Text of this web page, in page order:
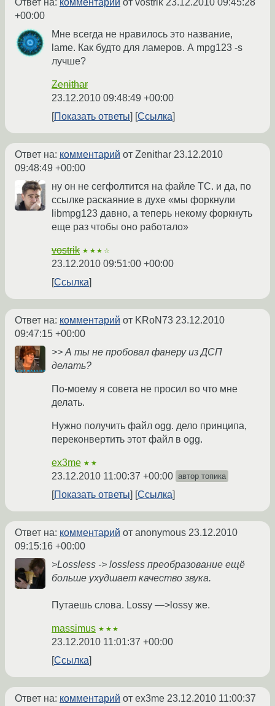
Ответ на: комментарий от vostrik 23.12.2010 09:45:28
+00:00
Мне всегда не нравилось это название,
lame. Как будто для ламеров. А mpg123 -s
лучше?
Zenithar
23.12.2010 09:48:49 +00:00
Показать ответы
Ссылка
Ответ на: комментарий от Zenithar 23.12.2010
09:48:49 +00:00
ну он не сегфолтится на файле ТС. и да, по
ссылке раскаяние в духе «мы форкнули
libmpg123 давно, а теперь некому форкнуть
еще раз чтобы оно работало»
vostrik ★★★☆
23.12.2010 09:51:00 +00:00
Ссылка
Ответ на: комментарий от KRoN73 23.12.2010
09:47:15 +00:00
>> А ты не пробовал фанеру из ДСП
делать?
По-моему я совета не просил во что мне
делать.
Нужно получить файл ogg. дело принципа,
переконвертить этот файл в ogg.
ex3me ★★
23.12.2010 11:00:37 +00:00 автор топика
Показать ответы Ссылка
Ответ на: комментарий от anonymous 23.12.2010
09:15:16 +00:00
>Lossless -> lossless преобразование ещё
больше ухудшает качество звука.
Путаешь слова. Lossy —>lossy же.
massimus ★★★
23.12.2010 11:01:37 +00:00
Ссылка
Ответ на: комментарий от ex3me 23.12.2010 11:00:37